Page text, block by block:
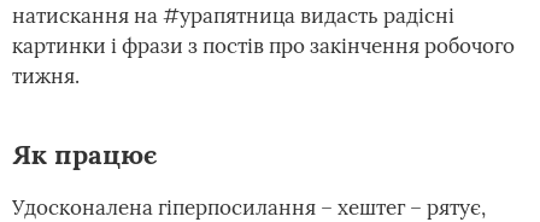
натискання на #урапятница видасть радісні
картинки і фрази з постів про закінчення робочого
тижня.
Як працює
Удосконалена гіперпосилання – хештег – рятує,